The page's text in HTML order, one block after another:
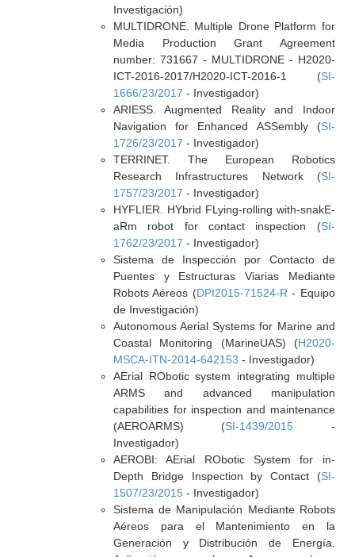
Investigación)
MULTIDRONE. Multiple Drone Platform for
Media Production Grant Agreement
number: 731667 - MULTIDRONE - H2020-
ICT-2016-2017/H2020-ICT-2016-1 (SI-
1666/23/2017 - Investigador)
ARIESS. Augmented Reality and Indoor
Navigation for Enhanced ASSembly (SI-
1726/23/2017 - Investigador)
TERRINET. The European Robotics
Research Infrastructures Network (SI-
1757/23/2017 - Investigador)
HYFLIER. HYbrid FLying-rolling with-snakE-
aRm robot for contact inspection (SI-
1762/23/2017 - Investigador)
Sistema de Inspección por Contacto de
Puentes y Estructuras Viarias Mediante
Robots Aéreos (DPI2015-71524-R - Equipo
de Investigación)
Autonomous Aerial Systems for Marine and
Coastal Monitoring (MarineUAS) (H2020-
MSCA-ITN-2014-642153 - Investigador)
AErial RObotic system integrating multiple
ARMS and advanced manipulation
capabilities for inspection and maintenance
(AEROARMS) (SI-1439/2015 -
Investigador)
AEROBI: AErial RObotic System for in-
Depth Bridge Inspection by Contact (SI-
1507/23/2015- Investigador)
Sistema de Manipulación Mediante Robots
Aéreos para el Mantenimiento en la
Generación y Distribución de Energía.